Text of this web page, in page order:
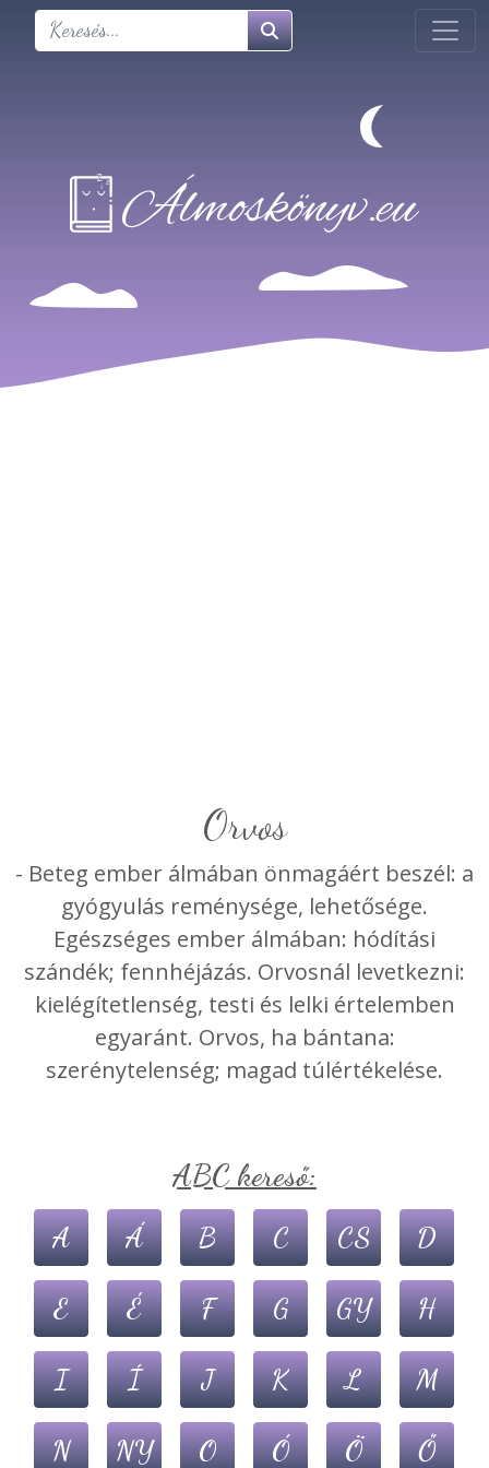
orvos
- Beteg ember álmában önmagáért beszél: a
gyógyulás reménysége, lehetősége.
Egészséges ember álmában: hódítási
szándék; fennhéjázás. Orvosnál levetkezni:
kielégítetlenség, testi és lelki értelemben
egyaránt. Orvos, ha bántana:
szerénytelenség; magad túlértékelése.
ABC kereső:
A Á B C CS D
E É F G GY H
I Í J K L M
N NY O Ó Ö Ő